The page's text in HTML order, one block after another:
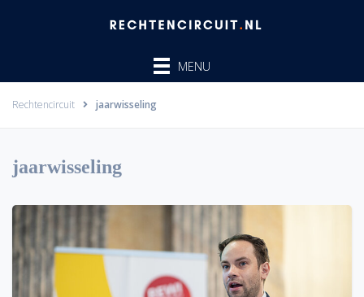
MENU
Rechtencircuit jaarwisseling
jaarwisseling